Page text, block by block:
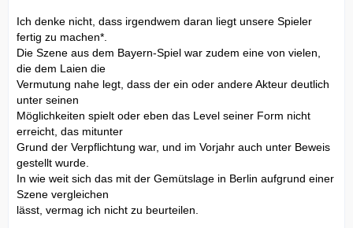
Ich denke nicht, dass irgendwem daran liegt unsere Spieler
fertig zu machen*.
Die Szene aus dem Bayern-Spiel war zudem eine von vielen,
die dem Laien die
Vermutung nahe legt, dass der ein oder andere Akteur deutlich
unter seinen
Möglichkeiten spielt oder eben das Level seiner Form nicht
erreicht, das mitunter
Grund der Verpflichtung war, und im Vorjahr auch unter Beweis
gestellt wurde.
In wie weit sich das mit der Gemütslage in Berlin aufgrund einer
Szene vergleichen
lässt, vermag ich nicht zu beurteilen.